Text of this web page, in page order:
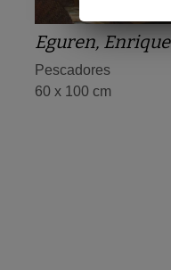
Eguren, Enrique
Pescadores
60 x 100 cm